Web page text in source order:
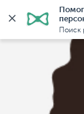
Поиск
Главная Няни